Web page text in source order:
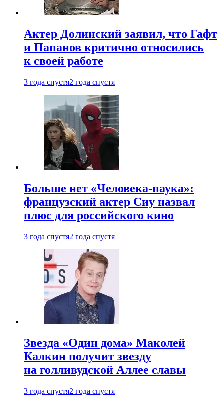
Актер Долинский заявил, что Гафт
и Папанов критично относились
к своей работе
3 года спустя2 года спустя
Больше нет «Человека-паука»:
французский актер Сиу назвал
плюс для российского кино
3 года спустя2 года спустя
Звезда «Один дома» Маколей
Калкин получит звезду
на голливудской Аллее славы
3 года спустя2 года спустя